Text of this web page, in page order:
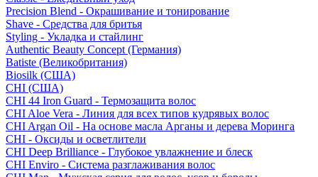
Precision Blend - Окрашивание и тонирование
Shave - Средства для бритья
Styling - Укладка и стайлинг
Authentic Beauty Concept (Германия)
Batiste (Великобритания)
Biosilk (США)
CHI (США)
CHI 44 Iron Guard - Термозащита волос
CHI Aloe Vera - Линия для всех типов кудрявых волос
CHI Argan Oil - На основе масла Арганы и дерева Моринга
CHI - Оксиды и осветлители
CHI Deep Brilliance - Глубокое увлажнение и блеск
CHI Enviro - Система разглаживания волос